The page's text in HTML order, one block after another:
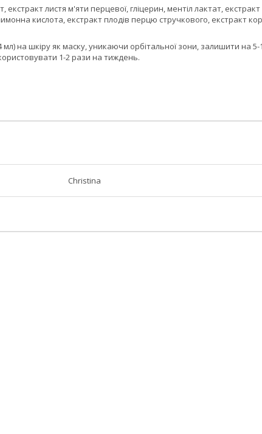
листя м'яти перцевої, гліцерин, ментіл лактат, екстракт
кислота, екстракт плодів перцю стручкового, екстракт
мл) на шкіру як маску, уникаючи орбітальної зони, залишити на
1-2 рази на тиждень.
Christina